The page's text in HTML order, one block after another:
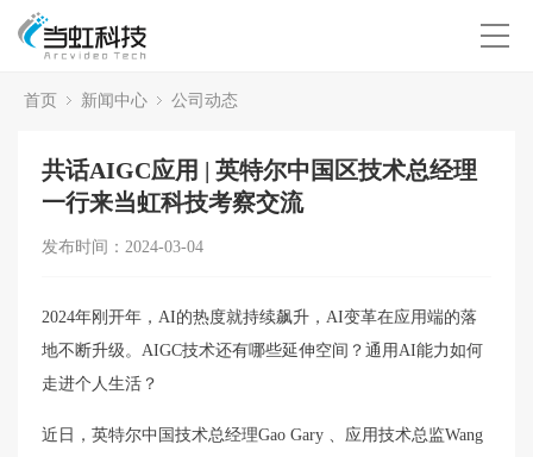
首页 新闻中心 公司动态
共话AIGC应用 | 英特尔中国区技术总经理
一行来当虹科技考察交流
发布时间：2024-03-04
2024年刚开年，AI的热度就持续飙升，AI变革在应用端的落
地不断升级。AIGC技术还有哪些延伸空间？通用AI能力如何
走进个人生活？
近日，英特尔中国技术总经理Gao Gary 、应用技术总监Wang